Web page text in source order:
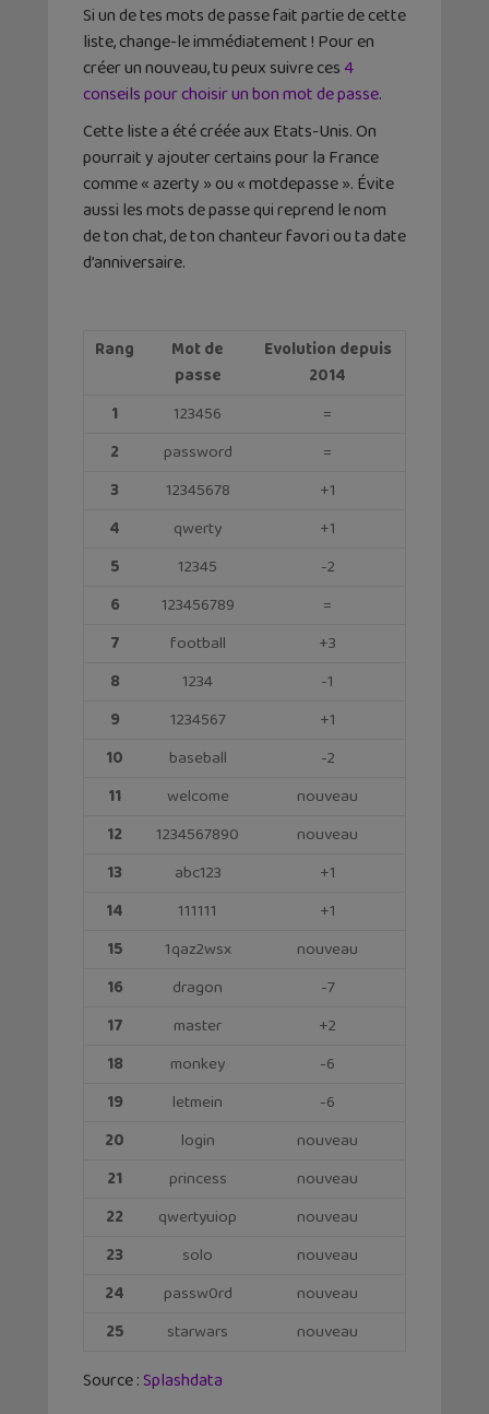
Si un de tes mots de passe fait partie de cette
liste, change-le immédiatement ! Pour en
créer un nouveau, tu peux suivre ces4
conseils pour choisir un bon mot de passe.
Cette liste a été créée aux Etats-Unis. On
pourrait y ajouter certains pour la France
comme « azerty » ou « motdepasse ». Évite
aussi les mots de passe qui reprend le nom
de ton chat, de ton chanteur favori ou ta date
d’anniversaire.
Rang
Mot de
passe
Evolution depuis
2014
1
123456
=
2
password
=
3
12345678
+1
4
qwerty
+1
5
12345
-2
6
123456789
=
7
football
+3
8
1234
-1
9
1234567
+1
10
baseball
-2
11
welcome
nouveau
12
1234567890
nouveau
13
abc123
+1
14
111111
+1
15
1qaz2wsx
nouveau
16
dragon
-7
17
master
+2
18
monkey
-6
19
letmein
-6
20
login
nouveau
21
princess
nouveau
22
qwertyuiop
nouveau
23
solo
nouveau
24
passw0rd
nouveau
25
starwars nouveau
Source :Splashdata